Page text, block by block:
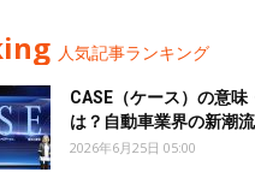
人気記事ランキング
CASE（ケース）の意味
は？自動車業界の新潮
2026年6月25日 05:00